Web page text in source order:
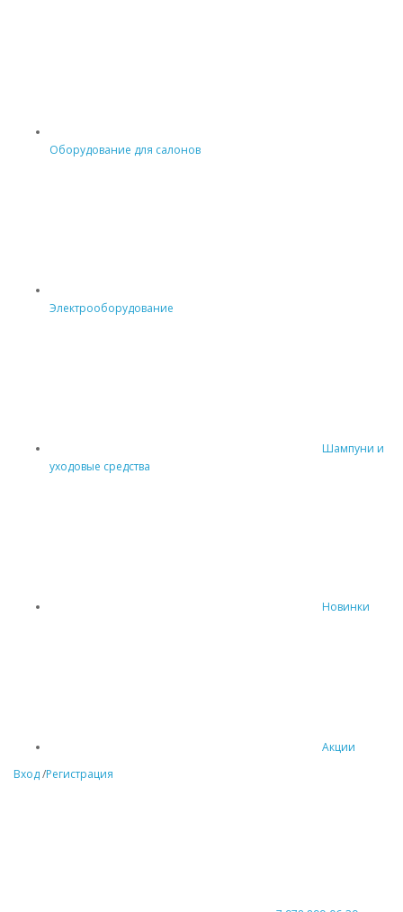
Оборудование для салонов
Электрооборудование
Шампуни и
уходовые средства
Новинки
Акции
Вход/Регистрация